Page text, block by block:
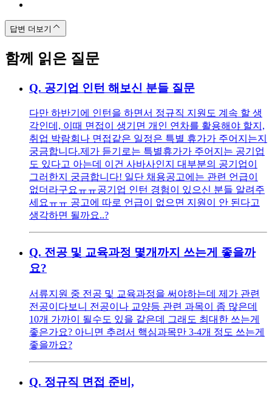
답변 더보기
함께 읽은 질문
Q. 공기업 인턴 해보신 분들 질문
다만 하반기에 인턴을 하면서 정규직 지원도 계속 할 생
각인데, 이때 면접이 생기면 개인 연차를 활용해야 할지,
취업 박람회나 면접같은 일정은 특별 휴가가 주어지는지
궁금합니다. ​ 제가 듣기로는 특별휴가가 주어지는 공기업
도 있다고 아는데 이건 사바사인지 대부분의 공기업이
그러한지 궁금합니다! 일단 채용공고에는 관련 언급이
없더라구요ㅠㅠ ​ 공기업 인턴 경험이 있으신 분들 알려주
세요ㅠㅠ 공고에 따로 언급이 없으면 지원이 안 된다고
생각하면 될까요..?
Q. 전공 및 교육과정 몇개까지 쓰는게 좋을까
요?
서류지원 중 전공 및 교육과정을 써야하는데 제가 관련
전공이다보니 전공이나 교양등 관련 과목이 좀 많은데
10개 가까이 될수도 있을 같은데 그래도 최대한 쓰는게
좋은가요? 아니면 추려서 핵심과목만 3-4개 정도 쓰는게
좋을까요?
Q. 정규직 면접 준비,